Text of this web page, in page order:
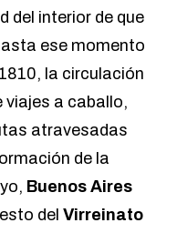
del interior de que
ese momento
la circulación
viajes a caballo,
atravesadas
de la
Buenos Aires
del Virreinato